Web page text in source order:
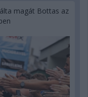
magát Bottas az